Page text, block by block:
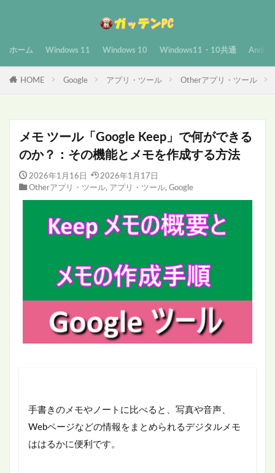
ホーム Windows 11 Windows 10 Windows11・10共通
HOME Google アプリ・ツール Otherアプリ・ツール
メモ ツール「Google Keep」で何ができる
のか？：その機能とメモを作成する方法
2026年1月16日
2026年1月17日
Otherアプリ・ツール, アプリ・ツール, Google
手書きのメモやノートに比べると、写真や音声、
Webページなどの情報をまとめられるデジタルメモ
ははるかに便利です。